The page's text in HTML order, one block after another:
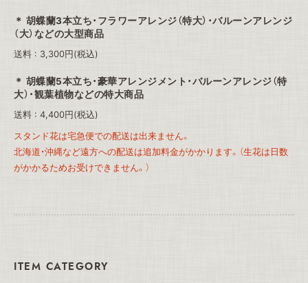
胡蝶蘭3本立ち・フラワーアレンジ（特大）・バルーンアレンジ
（大）などの大型商品
送料 : 3,300円(税込)
胡蝶蘭5本立ち・豪華アレンジメント・バルーンアレンジ（特
大）・観葉植物などの特大商品
送料 : 4,400円(税込)
スタンド花は宅急便での配送は出来ません。
北海道・沖縄など遠方への配送は追加料金がかかります。（生花は日数
がかかるためお受けできません。）
ITEM CATEGORY